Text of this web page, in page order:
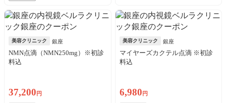
美容クリニック 銀座
NMN点滴（NMN250mg）※初診
料込
37,200 円
美容クリニック 銀座
マイヤーズカクテル点滴 ※初診
料込
6,980 円